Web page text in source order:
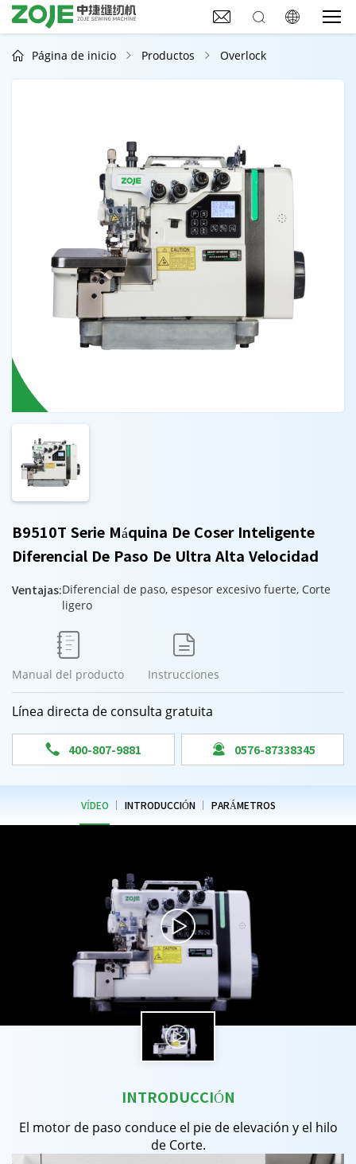
  
 Página de inicio  Productos  Overlock
B9510T Serie Máquina De Coser Inteligente
Diferencial De Paso De Ultra Alta Velocidad
Ventajas:Diferencial de paso, espesor excesivo fuerte, Corte
ligero

Manual del producto

Instrucciones
Línea directa de consulta gratuita
 400-807-9881  0576-87338345
VÍDEO INTRODUCCIÓN PARÁMETROS
INTRODUCCIÓN
El motor de paso conduce el pie de elevación y el hilo
de Corte.